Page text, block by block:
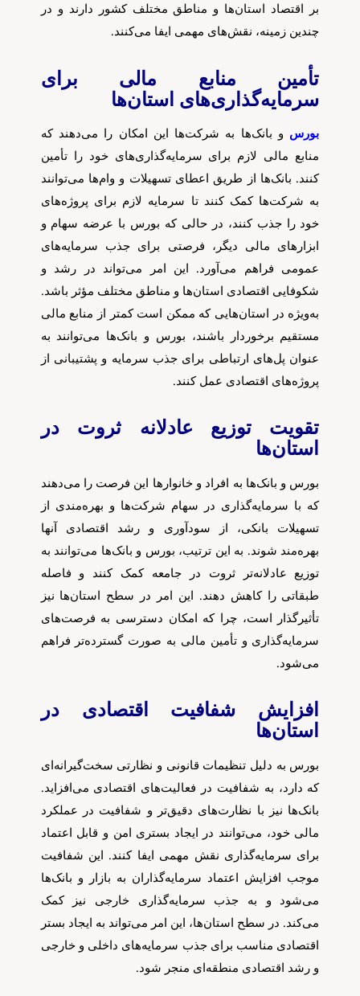
بر اقتصاد استان‌ها و مناطق مختلف کشور دارند و در
چندین زمینه، نقش‌های مهمی ایفا می‌کنند.
تأمین منابع مالی برای
سرمایه‌گذاری‌های استان‌ها
بورس و بانک‌ها به شرکت‌ها این امکان را می‌دهند که
منابع مالی لازم برای سرمایه‌گذاری‌های خود را تأمین
کنند. بانک‌ها از طریق اعطای تسهیلات و وام‌ها می‌توانند
به شرکت‌ها کمک کنند تا سرمایه لازم برای پروژه‌های
خود را جذب کنند، در حالی که بورس با عرضه سهام و
ابزارهای مالی دیگر، فرصتی برای جذب سرمایه‌های
عمومی فراهم می‌آورد. این امر می‌تواند در رشد و
شکوفایی اقتصادی استان‌ها و مناطق مختلف مؤثر باشد.
به‌ویژه در استان‌هایی که ممکن است کمتر از منابع مالی
مستقیم برخوردار باشند، بورس و بانک‌ها می‌توانند به
عنوان پل‌های ارتباطی برای جذب سرمایه و پشتیبانی از
پروژه‌های اقتصادی عمل کنند.
تقویت توزیع عادلانه ثروت در
استان‌ها
بورس و بانک‌ها به افراد و خانوارها این فرصت را می‌دهند
که با سرمایه‌گذاری در سهام شرکت‌ها و بهره‌مندی از
تسهیلات بانکی، از سودآوری و رشد اقتصادی آنها
بهره‌مند شوند. به این ترتیب، بورس و بانک‌ها می‌توانند به
توزیع عادلانه‌تر ثروت در جامعه کمک کنند و فاصله
طبقاتی را کاهش دهند. این امر در سطح استان‌ها نیز
تأثیرگذار است، چرا که امکان دسترسی به فرصت‌های
سرمایه‌گذاری و تأمین مالی به صورت گسترده‌تر فراهم
می‌شود.
افزایش شفافیت اقتصادی در
استان‌ها
بورس به دلیل تنظیمات قانونی و نظارتی سخت‌گیرانه‌ای
که دارد، به شفافیت در فعالیت‌های اقتصادی می‌افزاید.
بانک‌ها نیز با نظارت‌های دقیق‌تر و شفافیت در عملکرد
مالی خود، می‌توانند در ایجاد بستری امن و قابل اعتماد
برای سرمایه‌گذاری نقش مهمی ایفا کنند. این شفافیت
موجب افزایش اعتماد سرمایه‌گذاران به بازار و بانک‌ها
می‌شود و به جذب سرمایه‌گذاری خارجی نیز کمک
می‌کند. در سطح استان‌ها، این امر می‌تواند به ایجاد بستر
اقتصادی مناسب برای جذب سرمایه‌های داخلی و خارجی
و رشد اقتصادی منطقه‌ای منجر شود.